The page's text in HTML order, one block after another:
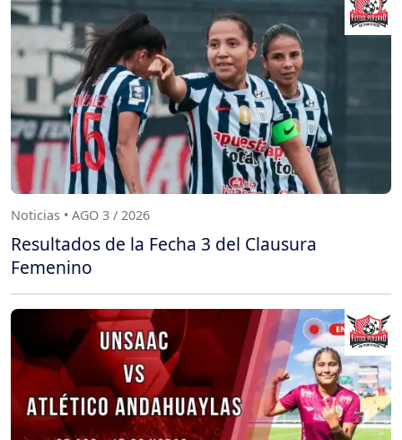
Noticias • AGO 3 / 2026
Resultados de la Fecha 3 del Clausura
Femenino